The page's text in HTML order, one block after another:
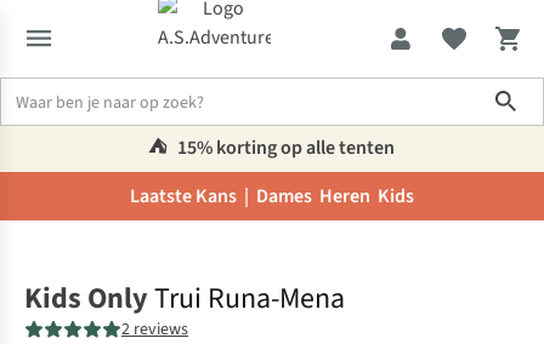
⛺️ 15% korting op alle tenten
Laatste Kans | Dames Heren Kids
Kids OnlyTrui Runa-Mena
2 reviews